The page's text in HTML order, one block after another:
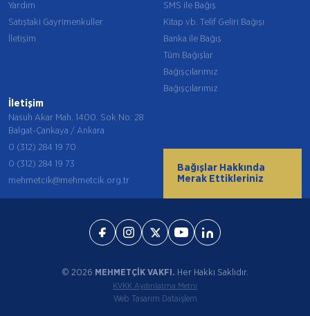
Yardım
Satıştaki Gayrimenkuller
İletişim
SMS ile Bağış
Kitap vb. Telif Geliri Bağışı
Banka ile Bağış
Tüm Bağışlar
Bağışçılarımız
Bağışçılarımız
İletişim
Nasuh Akar Mah. 1400. Sok No: 28
Balgat-Çankaya / Ankara
0 (312) 284 19 70
0 (312) 284 19 73
mehmetcik@mehmetcik.org.tr
Bağışlar Hakkında
Merak Ettikleriniz
© 2026 MEHMETÇİK VAKFI. Her Hakkı Saklıdır.
KVKK Aydınlatma Metni
Web Tasarım Dataişlem